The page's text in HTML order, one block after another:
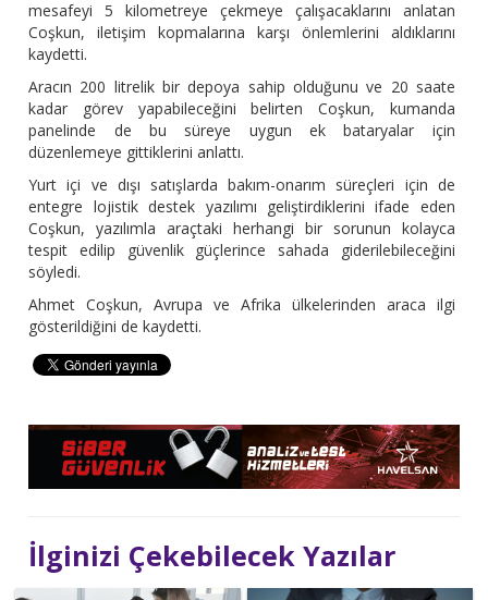
mesafeyi 5 kilometreye çekmeye çalışacaklarını anlatan
Coşkun, iletişim kopmalarına karşı önlemlerini aldıklarını
kaydetti.
Aracın 200 litrelik bir depoya sahip olduğunu ve 20 saate
kadar görev yapabileceğini belirten Coşkun, kumanda
panelinde de bu süreye uygun ek bataryalar için
düzenlemeye gittiklerini anlattı.
Yurt içi ve dışı satışlarda bakım-onarım süreçleri için de
entegre lojistik destek yazılımı geliştirdiklerini ifade eden
Coşkun, yazılımla araçtaki herhangi bir sorunun kolayca
tespit edilip güvenlik güçlerince sahada giderilebileceğini
söyledi.
Ahmet Coşkun, Avrupa ve Afrika ülkelerinden araca ilgi
gösterildiğini de kaydetti.
İlginizi Çekebilecek Yazılar